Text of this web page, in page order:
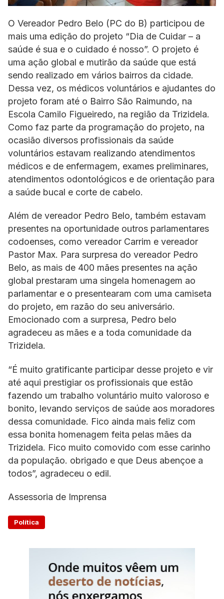
O Vereador Pedro Belo (PC do B) participou de
mais uma edição do projeto “Dia de Cuidar – a
saúde é sua e o cuidado é nosso”. O projeto é
uma ação global e mutirão da saúde que está
sendo realizado em vários bairros da cidade.
Dessa vez, os médicos voluntários e ajudantes do
projeto foram até o Bairro São Raimundo, na
Escola Camilo Figueiredo, na região da Trizidela.
Como faz parte da programação do projeto, na
ocasião diversos profissionais da saúde
voluntários estavam realizando atendimentos
médicos e de enfermagem, exames preliminares,
atendimentos odontológicos e de orientação para
a saúde bucal e corte de cabelo.
Além de vereador Pedro Belo, também estavam
presentes na oportunidade outros parlamentares
codoenses, como vereador Carrim e vereador
Pastor Max. Para surpresa do vereador Pedro
Belo, as mais de 400 mães presentes na ação
global prestaram uma singela homenagem ao
parlamentar e o presentearam com uma camiseta
do projeto, em razão do seu aniversário.
Emocionado com a surpresa, Pedro belo
agradeceu as mães e a toda comunidade da
Trizidela.
“É muito gratificante participar desse projeto e vir
até aqui prestigiar os profissionais que estão
fazendo um trabalho voluntário muito valoroso e
bonito, levando serviços de saúde aos moradores
dessa comunidade. Fico ainda mais feliz com
essa bonita homenagem feita pelas mães da
Trizidela. Fico muito comovido com esse carinho
da população. obrigado e que Deus abençoe a
todos”, agradeceu o edil.
Assessoria de Imprensa
Política